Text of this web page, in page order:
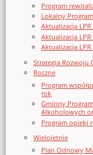
Program
Lokalny
Aktualizacja
Aktualizacja
Aktualizacja
Strategia Rozwoju
Roczne
Program
rok
Gminny
Alkoholowych
Program opieki
Wieloletnie
Plan Odnowy